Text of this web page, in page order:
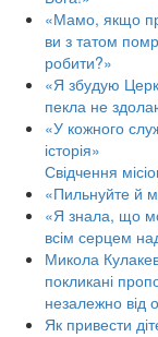
«Мамо, якщо
ви з татом
робити?»
«Я збудую
пекла не
«У кожного
історія»
Свідчення
«Пильнуйте й
«Я знала, що
всім серцем
Микола
покликані
незалежно від
Як привести